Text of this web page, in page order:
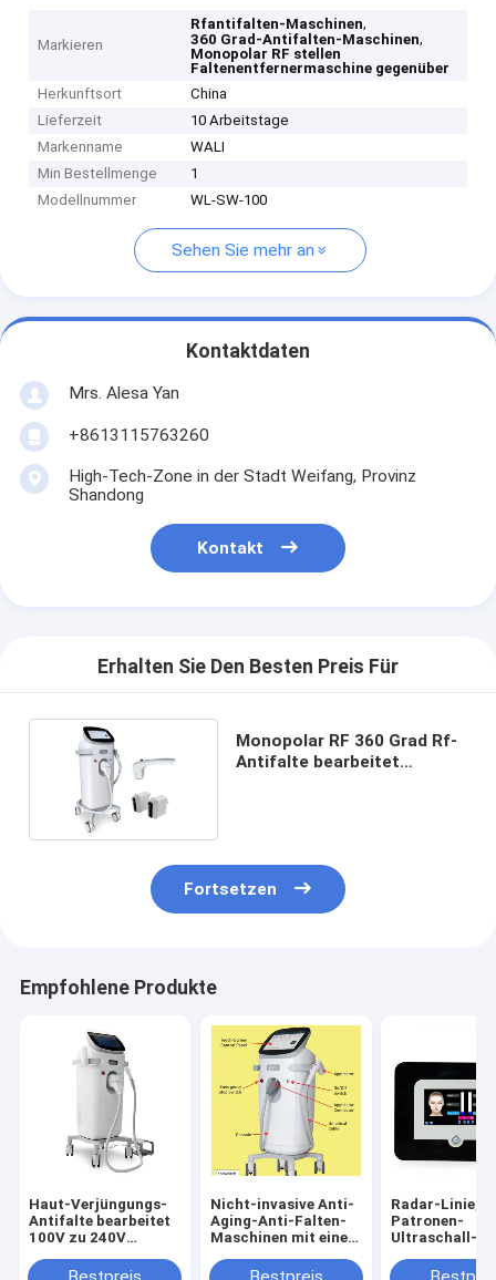
Markieren
Rfantifalten-Maschinen,
360 Grad-Antifalten-Maschinen,
Monopolar RF stellen
Faltenentfernermaschine gegenüber
Herkunftsort
China
Lieferzeit
10 Arbeitstage
Markenname
WALI
Min Bestellmenge
1
Modellnummer
WL-SW-100
Sehen Sie mehr an
Kontaktdaten
Mrs. Alesa Yan
+8613115763260
High-Tech-Zone in der Stadt Weifang, Provinz
Shandong
Kontakt
Erhalten Sie Den Besten Preis Für
Monopolar RF 360 Grad Rf-
Antifalte bearbeitet
Fortsetzen
Empfohlene Produkte
Haut-Verjüngungs-
Antifalte bearbeitet
100V zu 240V
Nicht-invasive Anti-
Aging-Anti-Falten-
Maschinen mit einem
Radar-Linie,
Patronen-
Ultraschall-
Maschinen-